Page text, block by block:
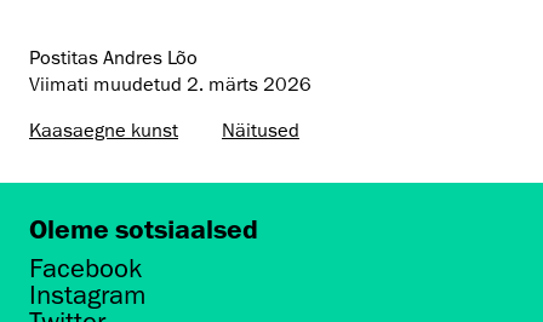
Postitas Andres Lõo
Viimati muudetud 2. märts 2026
Kaasaegne kunst
Näitused
Oleme sotsiaalsed
Facebook
Instagram